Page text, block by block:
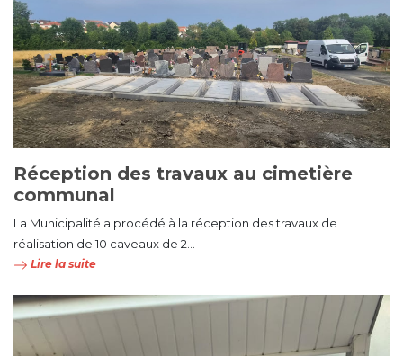
Réception des travaux au cimetière
communal
La Municipalité a procédé à la réception des travaux de
réalisation de 10 caveaux de 2...
Lire la suite